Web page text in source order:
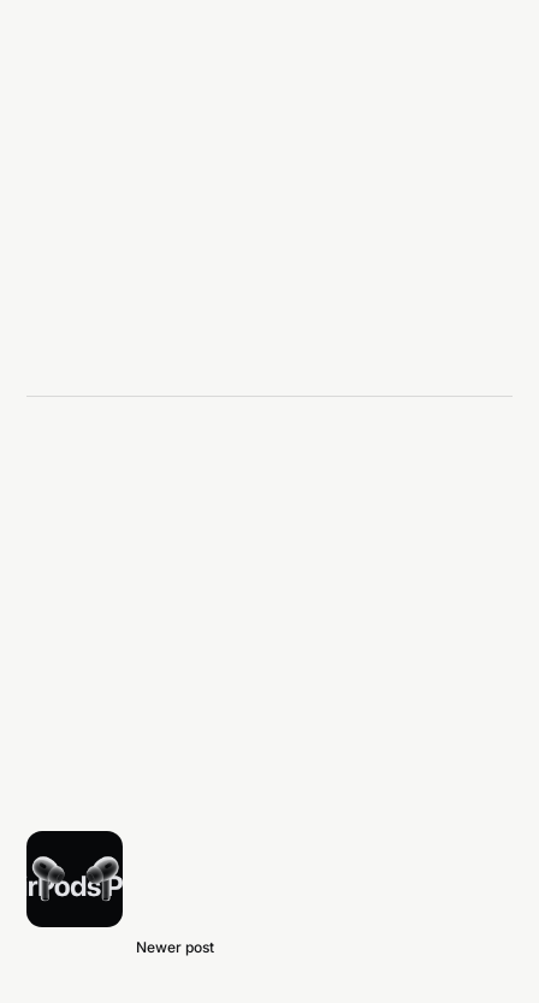
Newer post